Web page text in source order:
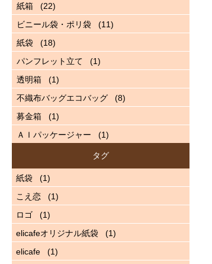
紙箱
(22)
ビニール袋・ポリ袋
(11)
紙袋
(18)
パンフレット立て
(1)
透明箱
(1)
不織布バッグエコバッグ
(8)
募金箱
(1)
ＡＩパッケージャー
(1)
タグ
紙袋
(1)
こえ恋
(1)
ロゴ
(1)
elicafeオリジナル紙袋
(1)
elicafe
(1)